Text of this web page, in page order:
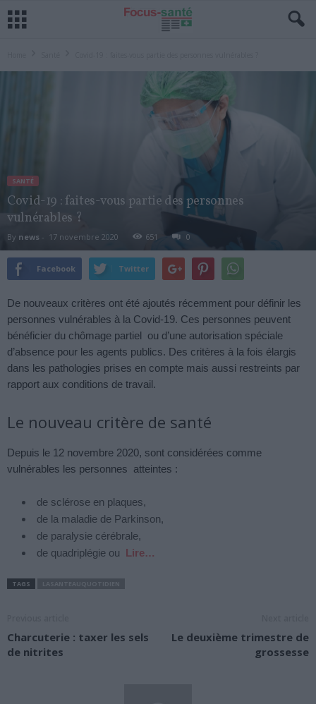
SANTÉ
Covid-19 : faites-vous partie des personnes
vulnérables ?
By news - 17 novembre 2020 651 0
Facebook Twitter
De nouveaux critères ont été ajoutés récemment pour définir les
personnes vulnérables à la Covid-19. Ces personnes peuvent
bénéficier du chômage partiel ou d’une autorisation spéciale
d’absence pour les agents publics. Des critères à la fois élargis
dans les pathologies prises en compte mais aussi restreints par
rapport aux conditions de travail.
Le nouveau critère de santé
Depuis le 12 novembre 2020, sont considérées comme
vulnérables les personnes atteintes :
de sclérose en plaques,
de la maladie de Parkinson,
de paralysie cérébrale,
de quadriplégie ou
Lire…
TAGS
Charcuterie : taxer les sels
de nitrites
Le deuxième trimestre de
grossesse